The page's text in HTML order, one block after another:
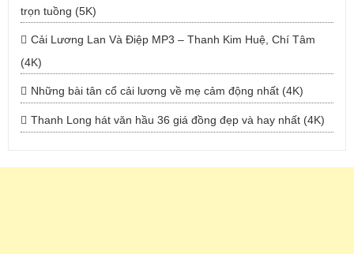
trọn tuồng (5K)
Cải Lương Lan Và Điệp MP3 – Thanh Kim Huệ, Chí Tâm
(4K)
Những bài tân cổ cải lương về mẹ cảm động nhất (4K)
Thanh Long hát văn hầu 36 giá đồng đẹp và hay nhất (4K)